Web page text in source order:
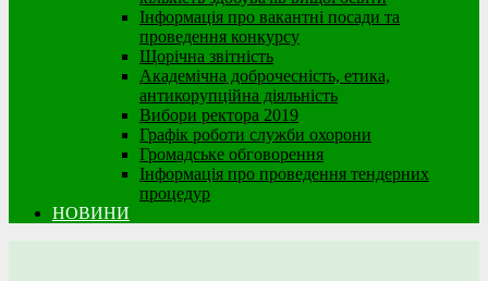
Інформація про вакантні посади та
проведення конкурсу
Щорічна звітність
Академічна доброчесність, етика,
антикорупційна діяльність
Вибори ректора 2019
Графік роботи служби охорони
Громадське обговорення
Інформація про проведення тендерних
процедур
НОВИНИ